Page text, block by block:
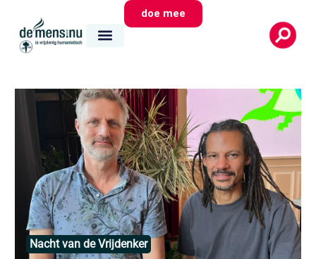
doe mee
Nacht van de Vrijdenker